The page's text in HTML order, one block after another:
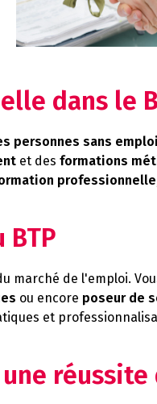
dans le
personnes sans emploi
et des formations
professionnelle
marché de l'emploi.
ou encore poseur de
et